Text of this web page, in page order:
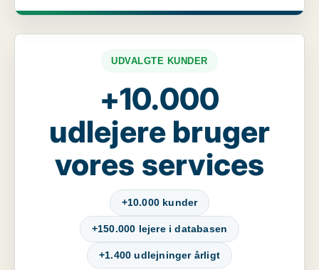
UDVALGTE KUNDER
+10.000
udlejere bruger
vores services
+10.000 kunder
+150.000 lejere i databasen
+1.400 udlejninger årligt